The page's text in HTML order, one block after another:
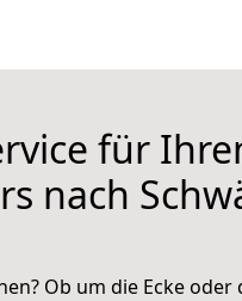
für
nach
Ob um die Ecke